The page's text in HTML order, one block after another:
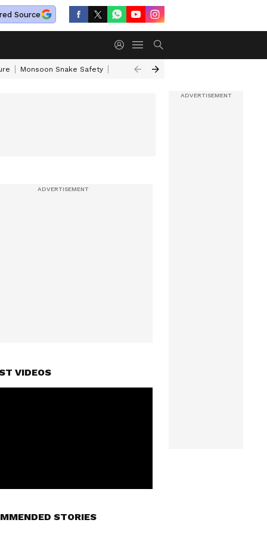
Source
Monsoon Snake Safety Akkineni Nageswara Rao
VIDEOS
STORIES